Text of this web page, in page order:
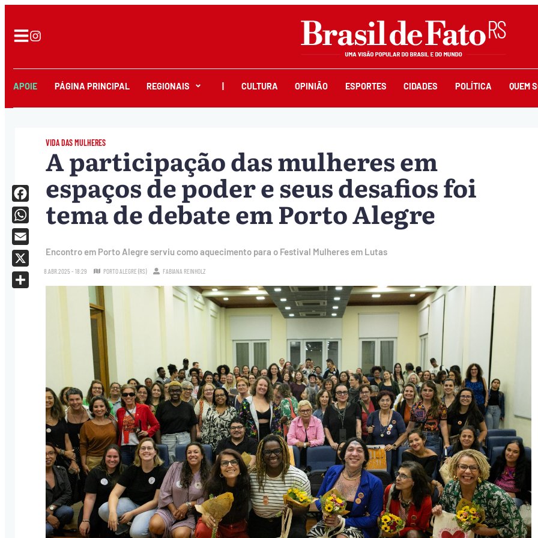
APOIE PÁGINA PRINCIPAL REGIONAIS CULTURA OPINIÃO ESPORTES CIDADES POLÍTICA QUEM
VIDA DAS MULHERES
A participação das mulheres em
espaços de poder e seus desafios foi
tema de debate em Porto Alegre
Encontro em Porto Alegre serviu como aquecimento para o Festival Mulheres em Lutas
8.ABR.2025 - 18:29 PORTO ALEGRE (RS) FABIANA REINHOLZ
Facebook
WhatsApp
Email
X